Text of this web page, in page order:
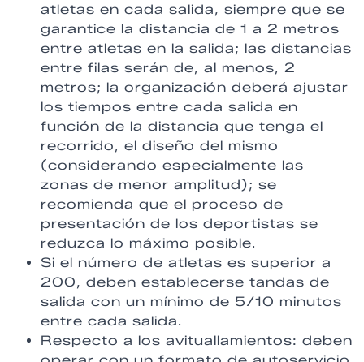
atletas en cada salida, siempre que se
garantice la distancia de 1 a 2 metros
entre atletas en la salida; las distancias
entre filas serán de, al menos, 2
metros; la organización deberá ajustar
los tiempos entre cada salida en
función de la distancia que tenga el
recorrido, el diseño del mismo
(considerando especialmente las
zonas de menor amplitud); se
recomienda que el proceso de
presentación de los deportistas se
reduzca lo máximo posible.
Si el número de atletas es superior a
200, deben establecerse tandas de
salida con un mínimo de 5/10 minutos
entre cada salida.
Respecto a los avituallamientos: deben